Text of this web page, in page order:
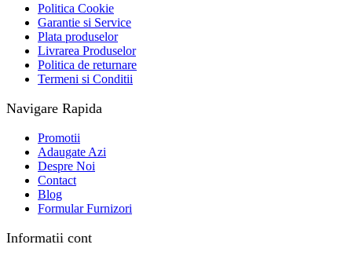
Politica Cookie
Garantie si Service
Plata produselor
Livrarea Produselor
Politica de returnare
Termeni si Conditii
Navigare Rapida
Promotii
Adaugate Azi
Despre Noi
Contact
Blog
Formular Furnizori
Informatii cont